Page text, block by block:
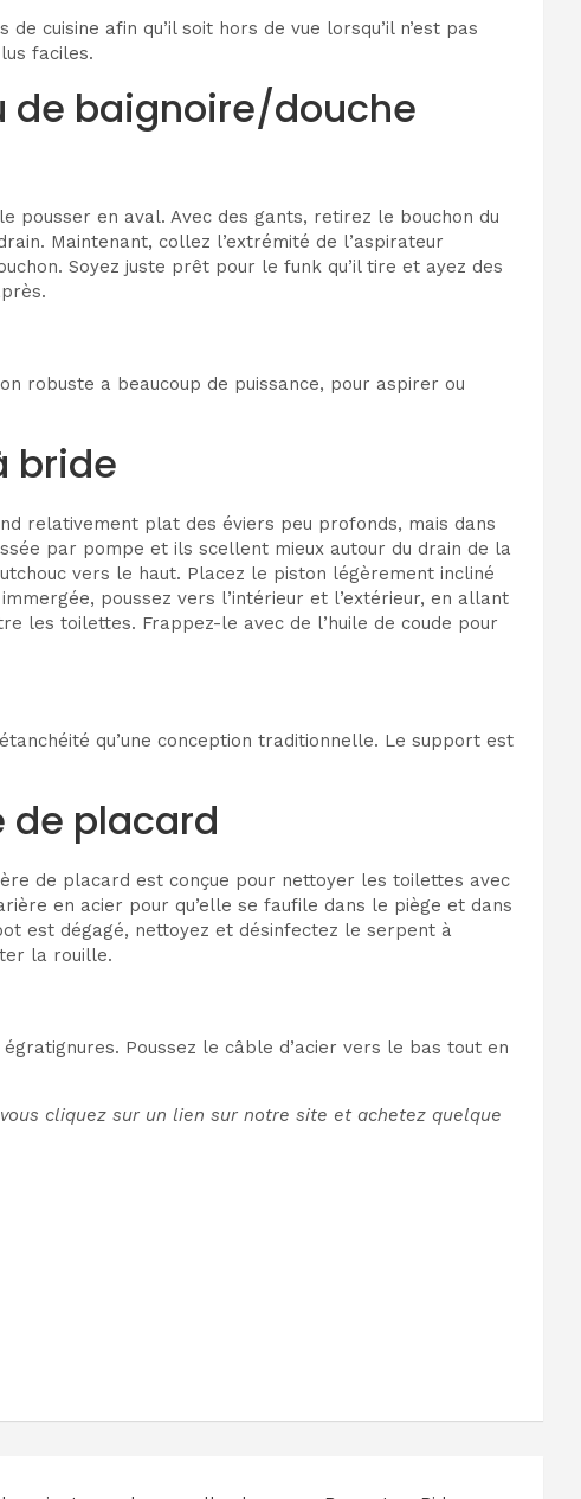
cuisine afin qu’il soit hors de vue lorsqu’il n’est pas
faciles.
de baignoire/douche
pousser en aval. Avec des gants, retirez le bouchon du
Maintenant, collez l’extrémité de l’aspirateur
Soyez juste prêt pour le funk qu’il tire et ayez des
robuste a beaucoup de puissance, pour aspirer ou
bride
relativement plat des éviers peu profonds, mais dans
par pompe et ils scellent mieux autour du drain de la
vers le haut. Placez le piston légèrement incliné
poussez vers l’intérieur et l’extérieur, en allant
les toilettes. Frappez-le avec de l’huile de coude pour
qu’une conception traditionnelle. Le support est
de placard
de placard est conçue pour nettoyer les toilettes avec
en acier pour qu’elle se faufile dans le piège et dans
est dégagé, nettoyez et désinfectez le serpent à
la rouille.
Poussez le câble d’acier vers le bas tout en
cliquez sur un lien sur notre site et achetez quelque